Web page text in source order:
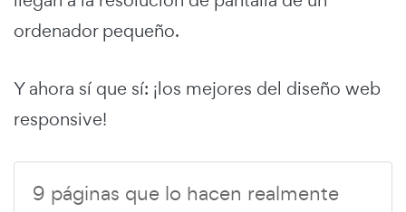
ordenador pequeño.
Y ahora sí que sí: ¡los mejores del diseño web
responsive!
9 páginas que lo hacen realmente